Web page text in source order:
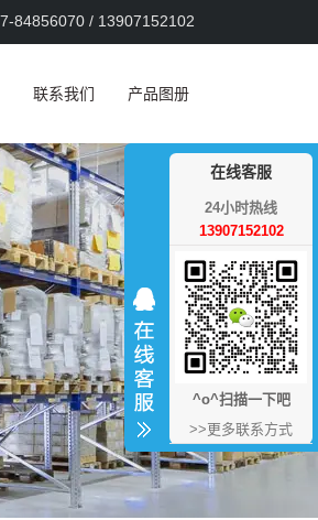
84856070 / 13907152102
联系我们 产品图册
在线客服
24小时热线
13907152102
^o^扫描一下吧
>>更多联系方式